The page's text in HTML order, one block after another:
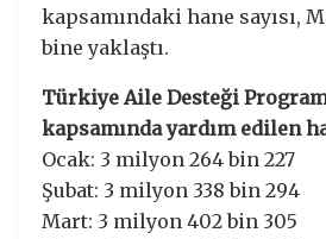
kapsamındaki hane sayısı,
bine yaklaştı.
Türkiye Aile Desteği
kapsamında yardım edilen
Ocak: 3 milyon 264 bin 227
Şubat: 3 milyon 338 bin 294
Mart: 3 milyon 402 bin 305